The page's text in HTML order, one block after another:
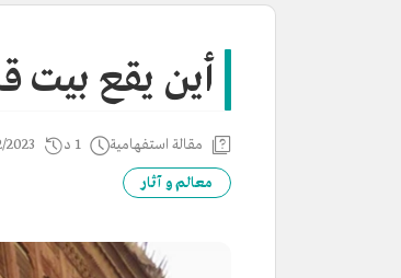
أين يقع بيت
مقالة استفهامية 1 د 2023
معالم و آثار